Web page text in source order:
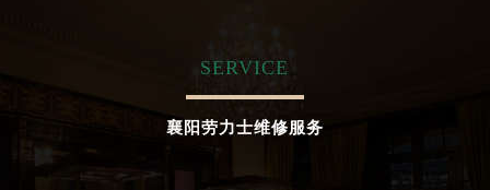
SERVICE
襄阳劳力士维修服务